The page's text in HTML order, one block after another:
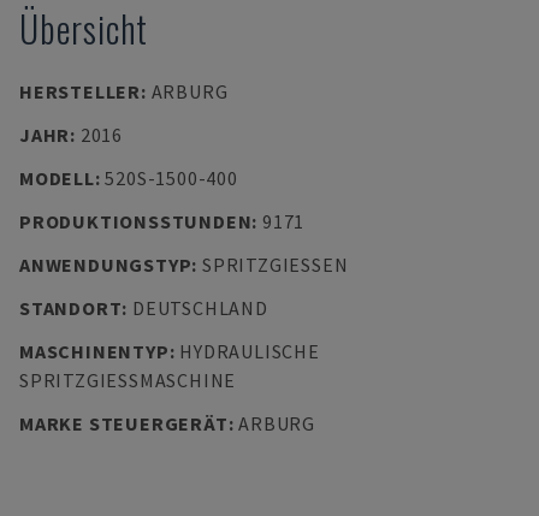
Übersicht
HERSTELLER: ARBURG
JAHR: 2016
MODELL:520S-1500-400
PRODUKTIONSSTUNDEN: 9171
ANWENDUNGSTYP: SPRITZGIESSEN
STANDORT: DEUTSCHLAND
MASCHINENTYP: HYDRAULISCHE
SPRITZGIESSMASCHINE
MARKE STEUERGERÄT:ARBURG